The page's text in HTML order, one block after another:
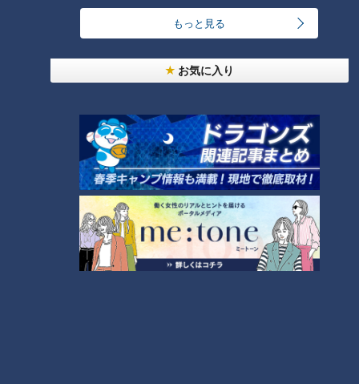
もっと見る
お気に入り
この記事の画像を見る
この記事を見たあなたへのおすすめ
大学生にして超人気料理研究家
「だれウマ」さんに教わる！食
べ残しゼロの無限“ずぼら飯”レ
売り上げ急成長中のスーパー
「ロピア」で埋もれ商品を調
査！第1位はふりかけコーナーに
置いてない！？キムチに隠れ
た“神ふりかけ”